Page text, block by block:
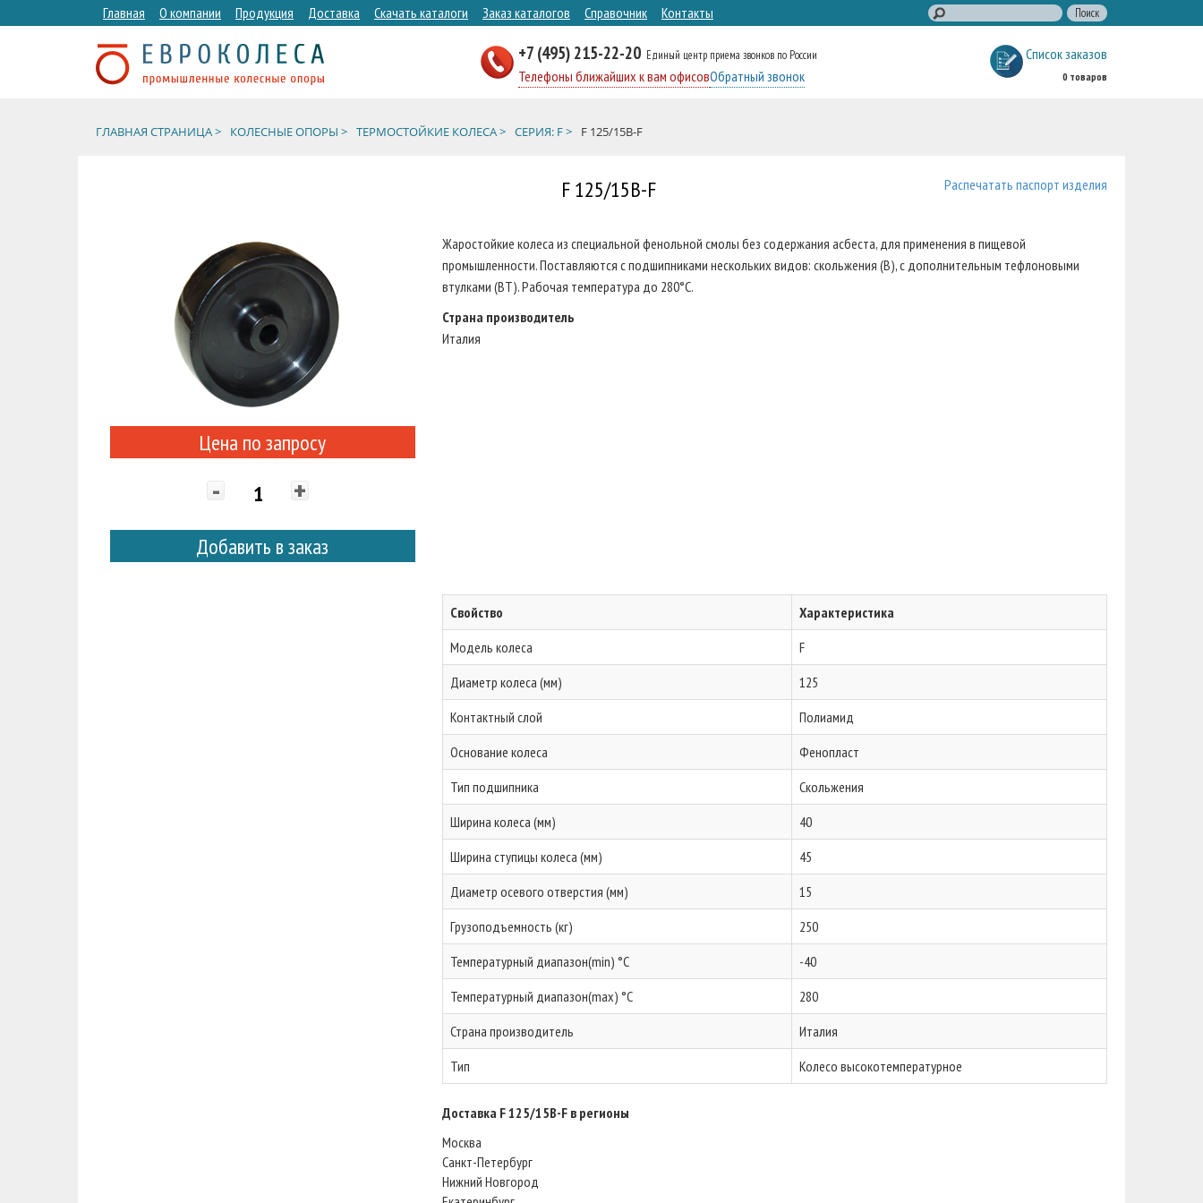
Главная О компании Продукция Доставка Скачать каталоги Заказ каталогов Справочник Контакты
+7 (495) 215-22-20 Единый центр приема звонков по России
Телефоны ближайших к вам офисовОбратный звонок
Список заказов
0 товаров
ГЛАВНАЯ СТРАНИЦА > КОЛЕСНЫЕ ОПОРЫ > ТЕРМОСТОЙКИЕ КОЛЕСА > СЕРИЯ: F > F 125/15B-F
F 125/15B-F Распечатать паспорт изделия
Цена по запросу
- +
Добавить в заказ
Жаростойкие колеса из специальной фенольной смолы без содержания асбеста, для применения в пищевой
промышленности. Поставляются с подшипниками нескольких видов: скольжения (В), с дополнительным тефлоновыми
втулками (ВТ). Рабочая температура до 280°С.
Страна производитель
Италия
Свойство
Характеристика
Модель колеса
F
Диаметр колеса (мм)
125
Контактный слой
Полиамид
Основание колеса
Фенопласт
Тип подшипника
Скольжения
Ширина колеса (мм)
40
Ширина ступицы колеса (мм)
45
Диаметр осевого отверстия (мм)
15
Грузоподъемность (кг)
250
Температурный диапазон(min) °C
-40
Температурный диапазон(max) °C
280
Страна производитель
Италия
Тип
Колесо высокотемпературное
Доставка F 125/15B-F в регионы
Москва
Санкт-Петербург
Нижний Новгород